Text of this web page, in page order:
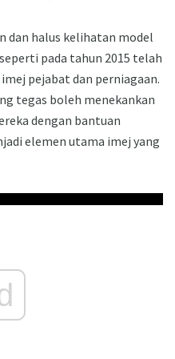
dan halus kelihatan model
pada tahun 2015 telah
pejabat dan perniagaan.
tegas boleh menekankan
dengan bantuan
elemen utama imej yang